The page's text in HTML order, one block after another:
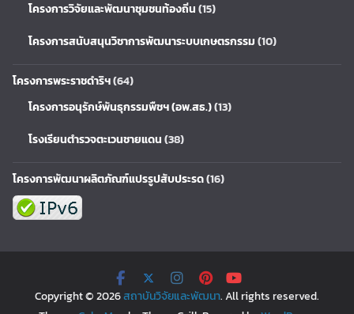
โครงการวิจัยและพัฒนาชุมชนท้องถิ่น(15)
โครงการสนับสนุนวิชาการพัฒนาระบบเกษตรกรรม(10)
โครงการพระราชดำริฯ(64)
โครงการอนุรักษ์พันธุกรรมพืชฯ (อพ.สธ.)(13)
โรงเรียนตำรวจตะเวนชายแดน(38)
โครงการพัฒนาผลิตภัณฑ์แปรรูปสับประรด(16)
Copyright © 2026สถาบันวิจัยและพัฒนา. All rights reserved.